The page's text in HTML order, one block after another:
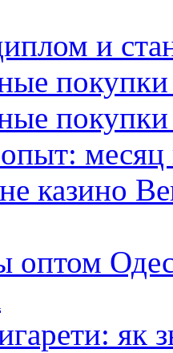
и
покупки
месяц
казино
оптом
як